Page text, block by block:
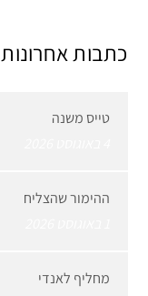
כתבות אחרונות
טייס משנה
ההימור שהצליח
מחליף לאנדי